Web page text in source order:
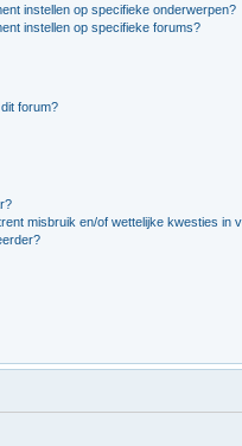
instellen op specifieke onderwerpen?
instellen op specifieke forums?
forum?
misbruik en/of wettelijke kwesties in